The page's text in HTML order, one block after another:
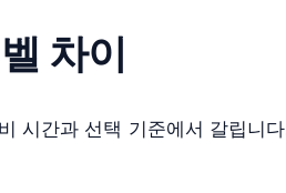
차이
시간과 선택 기준에서 갈립니